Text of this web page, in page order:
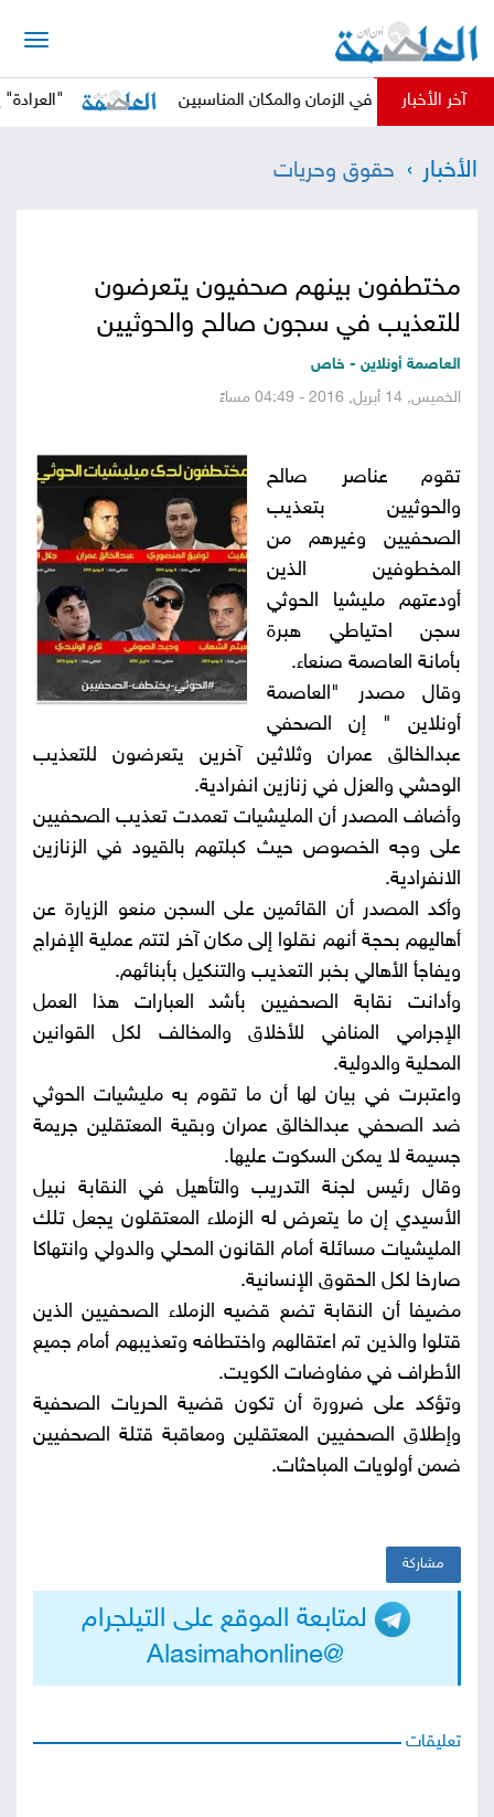
الرئيسية
وتحليلات
فيديوهات
من
نحن
إتصل
البحث
آخر الأخبار
في الزمان والمكان المناسبين "العرادة" يدعو
الأخبار حقوق وحريات
مختطفون بينهم صحفيون يتعرضون
للتعذيب في سجون صالح والحوثيين
العاصمة أونلاين - خاص
الخميس, 14 أبريل, 2016 - 04:49 مساءً
تقوم عناصر صالح
والحوثيين بتعذيب
الصحفيين وغيرهم من
المخطوفين الذين
أودعتهم مليشيا الحوثي
سجن احتياطي هبرة
بأمانة العاصمة صنعاء.
وقال مصدر "العاصمة
أونلاين " إن الصحفي
عبدالخالق عمران وثلاثين آخرين يتعرضون للتعذيب
الوحشي والعزل في زنازين انفرادية.
وأضاف المصدر أن المليشيات تعمدت تعذيب الصحفيين
على وجه الخصوص حيث كبلتهم بالقيود في الزنازين
الانفرادية.
وأكد المصدر أن القائمين على السجن منعو الزيارة عن
أهاليهم بحجة أنهم نقلوا إلى مكان آخر لتتم عملية الإفراج
ويفاجأ الأهالي بخبر التعذيب والتنكيل بأبنائهم.
وأدانت نقابة الصحفيين بأشد العبارات هذا العمل
الإجرامي المنافي للأخلاق والمخالف لكل القوانين
المحلية والدولية.
واعتبرت في بيان لها أن ما تقوم به مليشيات الحوثي
ضد الصحفي عبدالخالق عمران وبقية المعتقلين جريمة
جسيمة لا يمكن السكوت عليها.
وقال رئيس لجنة التدريب والتأهيل في النقابة نبيل
الأسيدي إن ما يتعرض له الزملاء المعتقلون يجعل تلك
المليشيات مسائلة أمام القانون المحلي والدولي وانتهاكا
صارخا لكل الحقوق الإنسانية.
مضيفا أن النقابة تضع قضيه الزملاء الصحفيين الذين
قتلوا والذين تم اعتقالهم واختطافه وتعذيبهم أمام جميع
الأطراف في مفاوضات الكويت.
وتؤكد على ضرورة أن تكون قضية الحريات الصحفية
وإطلاق الصحفيين المعتقلين ومعاقبة قتلة الصحفيين
ضمن أولويات المباحثات.
مشاركة
لمتابعة الموقع على التيلجرام
@Alasimahonline
تعليقات